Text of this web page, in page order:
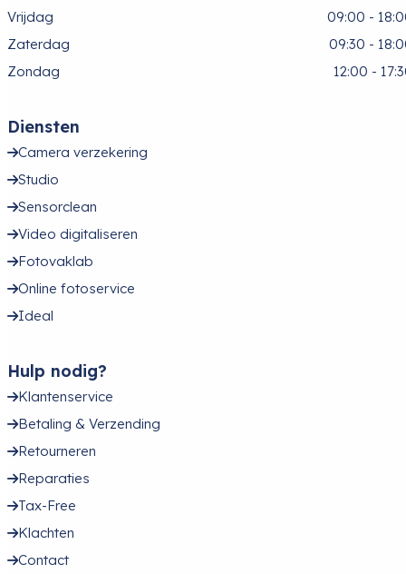
Vrijdag
09:00 -
Zaterdag
09:30 -
Zondag
12:00 -
Diensten
Camera verzekering
Studio
Sensorclean
Video digitaliseren
Fotovaklab
Online fotoservice
Ideal
Hulp nodig?
Klantenservice
Betaling & Verzending
Retourneren
Reparaties
Tax-Free
Klachten
Contact